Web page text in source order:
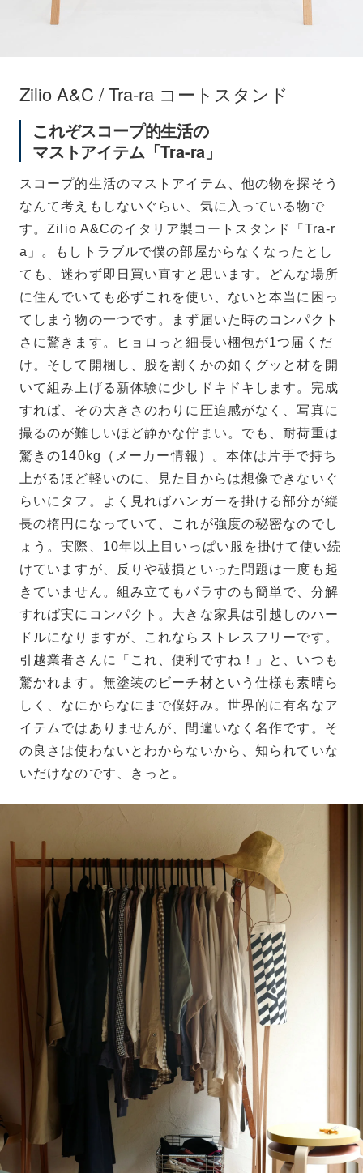
Zilio A&C / Tra-ra コートスタンド
これぞスコープ的生活の
マストアイテム「Tra-ra」
スコープ的生活のマストアイテム、他の物を探そう
なんて考えもしないぐらい、気に入っている物で
す。Zilio A&Cのイタリア製コートスタンド「Tra-r
a」。もしトラブルで僕の部屋からなくなったとし
ても、迷わず即日買い直すと思います。どんな場所
に住んでいても必ずこれを使い、ないと本当に困っ
てしまう物の一つです。まず届いた時のコンパクト
さに驚きます。ヒョロっと細長い梱包が1つ届くだ
け。そして開梱し、股を割くかの如くグッと材を開
いて組み上げる新体験に少しドキドキします。完成
すれば、その大きさのわりに圧迫感がなく、写真に
撮るのが難しいほど静かな佇まい。でも、耐荷重は
驚きの140kg（メーカー情報）。本体は片手で持ち
上がるほど軽いのに、見た目からは想像できないぐ
らいにタフ。よく見ればハンガーを掛ける部分が縦
長の楕円になっていて、これが強度の秘密なのでし
ょう。実際、10年以上目いっぱい服を掛けて使い続
けていますが、反りや破損といった問題は一度も起
きていません。組み立てもバラすのも簡単で、分解
すれば実にコンパクト。大きな家具は引越しのハー
ドルになりますが、これならストレスフリーです。
引越業者さんに「これ、便利ですね！」と、いつも
驚かれます。無塗装のビーチ材という仕様も素晴ら
しく、なにからなにまで僕好み。世界的に有名なア
イテムではありませんが、間違いなく名作です。そ
の良さは使わないとわからないから、知られていな
いだけなのです、きっと。